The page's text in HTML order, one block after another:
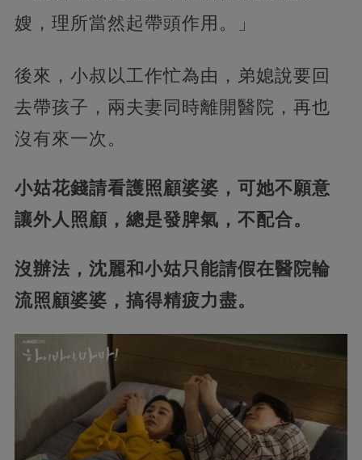
嫂，理所當然起帶頭作用。」
後來，小叔以工作忙為由，弟媳說要回
去帶孩子，兩夫妻同時離開醫院，再也
沒有來一次。
小姑花錢請看護照顧婆婆，可她不願意
讓外人照顧，總是發脾氣，不配合。
沒辦法，沈麗和小姑只能請假在醫院輪
流照顧婆婆，搞得精疲力盡。